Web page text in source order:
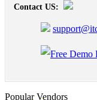
Contact US:
Popular Vendors